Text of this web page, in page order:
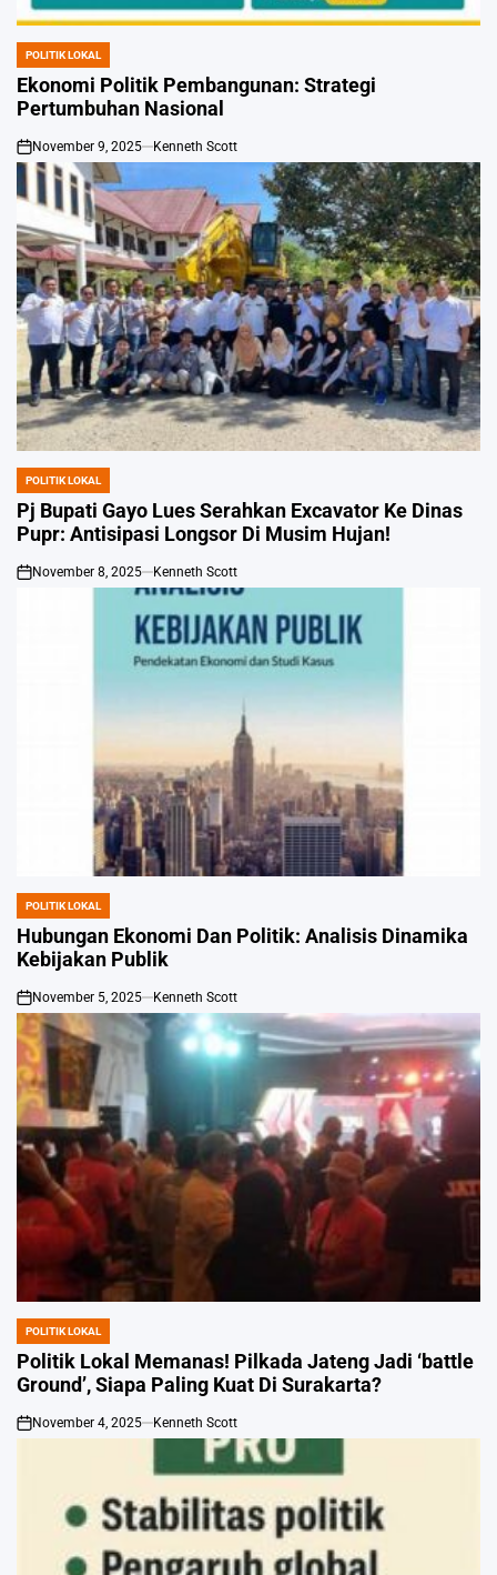
POSTED
IN
POLITIK LOKAL
Ekonomi Politik Pembangunan: Strategi
Pertumbuhan Nasional
on
November 9, 2025 Kenneth Scott
POSTED
IN
POLITIK LOKAL
Pj Bupati Gayo Lues Serahkan Excavator Ke Dinas
Pupr: Antisipasi Longsor Di Musim Hujan!
on
November 8, 2025 Kenneth Scott
POSTED
IN
POLITIK LOKAL
Hubungan Ekonomi Dan Politik: Analisis Dinamika
Kebijakan Publik
on
November 5, 2025 Kenneth Scott
POSTED
IN
POLITIK LOKAL
Politik Lokal Memanas! Pilkada Jateng Jadi ‘battle
Ground’, Siapa Paling Kuat Di Surakarta?
on
November 4, 2025 Kenneth Scott